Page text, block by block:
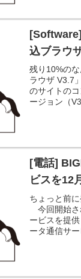
込ブラウ
残り10%の
ラウザ V3.7
のサイトの
ージョン（
応で売り出
ど。 メー...
[電話]
ビスを12
ちょっと前
今回開始さ
ービスを提
ータ通信サ
円。